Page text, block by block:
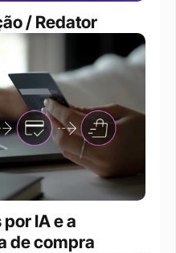
/ Redator
IA e a
de compra